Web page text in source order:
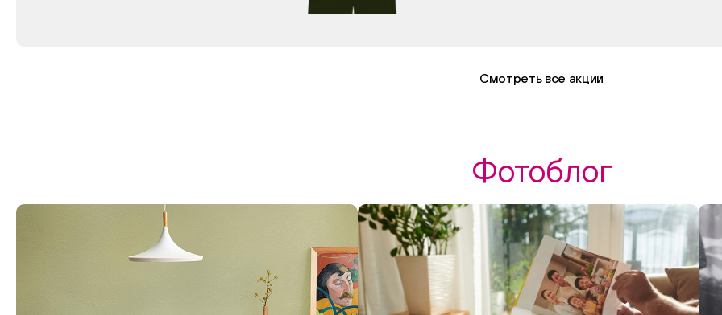
Смотреть все акции
Фотоблог